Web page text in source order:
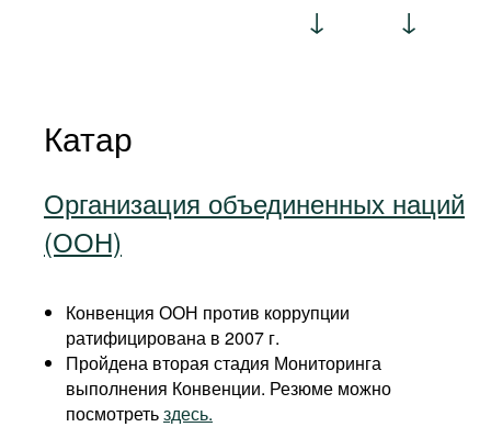
Катар
Организация объединенных наций
(ООН)
Конвенция ООН против коррупции
ратифицирована в 2007 г.
Пройдена вторая стадия Мониторинга
выполнения Конвенции. Резюме можно
посмотретьздесь.